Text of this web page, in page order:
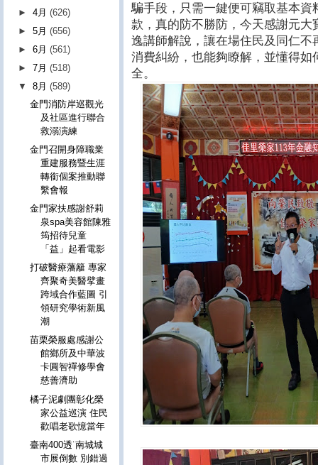
騙手段，只需一鍵便可竊取基本
款，真的防不勝防，今天感謝元
逸講師解說，讓在場住民及同仁
消費糾紛，也能夠瞭解，並懂得
全。
►4月(626)
►5月(656)
►6月(561)
►7月(518)
▼8月(589)
金門消防岸巡觀光
及社區進行聯合
救溺演練
金門召開身障職業
重建服務暨生涯
轉銜個案推動聯
繫會報
金門家扶感謝舒莉
泉spa美容館陳雅
筠招待兒童
「益」起看電影
打破醫療藩籬 專家
齊聚奇美醫擘畫
跨域合作藍圖 引
領研究學術新風
潮
苗栗榮服處感謝公
館鄉所及中華波
卡圓智禪修學會
慈善濟助
橘子泥劇團彰化榮
家公益巡演 住民
歡唱老歌憶當年
臺南400透˙南城城
市展倒數 別錯過